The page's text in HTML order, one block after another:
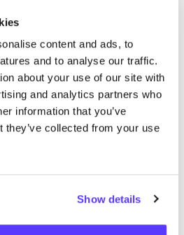
content and ads, to
and to analyse our traffic.
about your use of our site with
and analytics partners who
information that you’ve
they’ve collected from your use
Show details